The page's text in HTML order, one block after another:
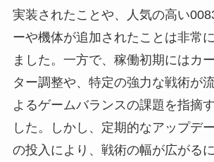
実装されたことや、人気の高い
ーや機体が追加されたことは非常
ました。一方で、稼働初期にはカ
ター調整や、特定の強力な戦術が
よるゲームバランスの課題を指摘
した。しかし、定期的なアップデ
の投入により、戦術の幅が広がる